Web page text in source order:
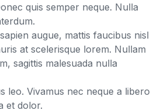
quis semper neque. Nulla
augue, mattis faucibus nisl
at scelerisque lorem. Nullam
sagittis malesuada nulla
leo. Vivamus nec neque a libero
et dolor.